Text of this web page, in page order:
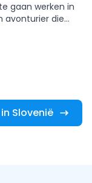
gaan werken in
avonturier die
afwisselende
kun jij
Blijf enthousiast
verwachten.
Slovenië